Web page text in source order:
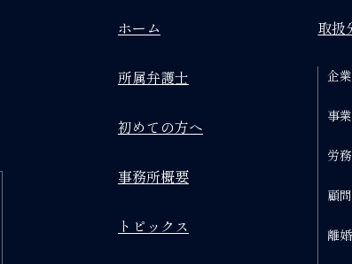
ホーム
所属弁護士
初めての方へ
事務所概要
トピックス
取扱
企
事
労務
顧
離